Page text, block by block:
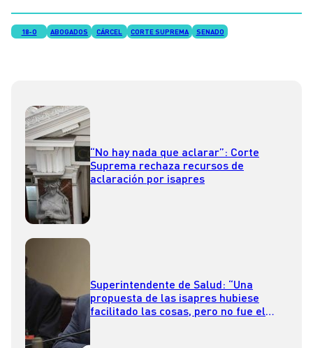
18-O ABOGADOS CÁRCEL CORTE SUPREMA SENADO
“No hay nada que aclarar”: Corte
Suprema rechaza recursos de
aclaración por isapres
Superintendente de Salud: “Una
propuesta de las isapres hubiese
facilitado las cosas, pero no fue el